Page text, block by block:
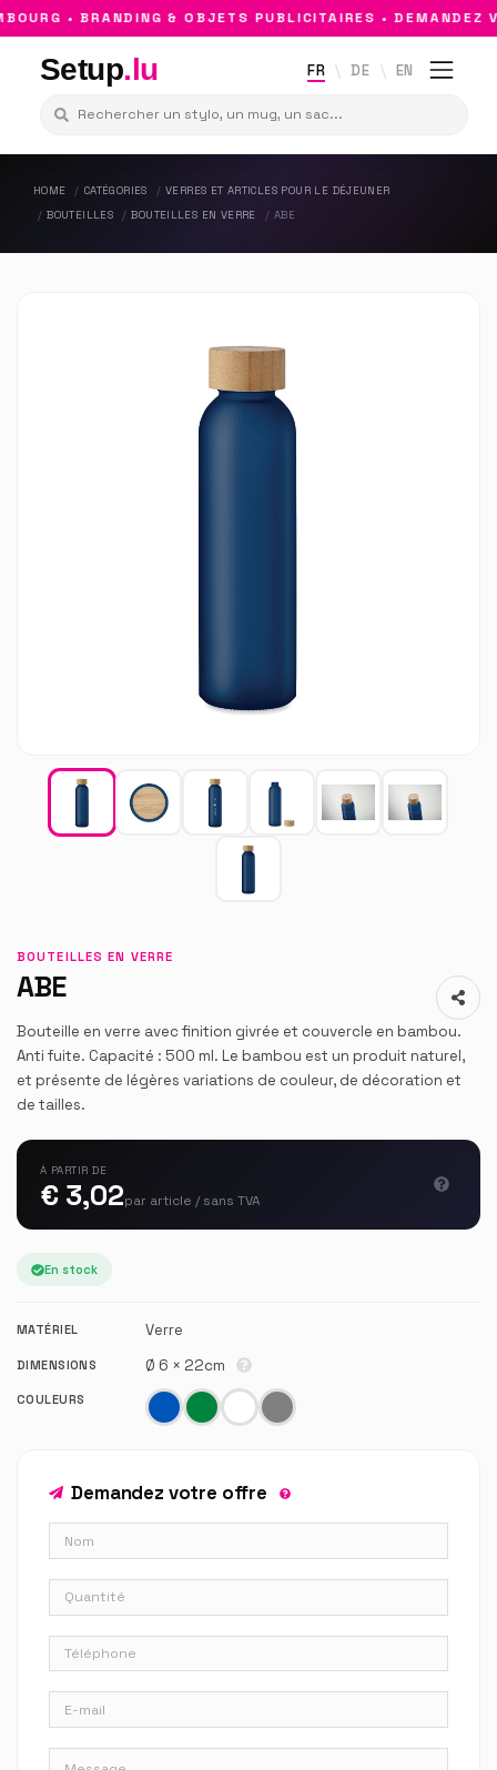
• BRANDING & OBJETS PUBLICITAIRES • DEMANDEZ
Setup.lu FR DE EN
HOME CATÉGORIES
VERRES ET ARTICLES POUR LE DÉJEUNER
BOUTEILLES
BOUTEILLES EN VERRE ABE
BOUTEILLES EN VERRE
ABE
Bouteille en verre avec finition givrée et couvercle en bambou.
Anti fuite. Capacité : 500 ml. Le bambou est un produit naturel,
et présente de légères variations de couleur, de décoration et
de tailles.
À PARTIR DE
€ 3,02par article / sans TVA
En stock
MATÉRIEL Verre
DIMENSIONS Ø 6 × 22cm
COULEURS
Demandez votre offre